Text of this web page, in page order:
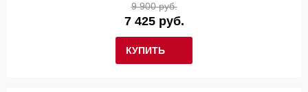
КУПИТЬ
9 900 руб.
7 425 руб.